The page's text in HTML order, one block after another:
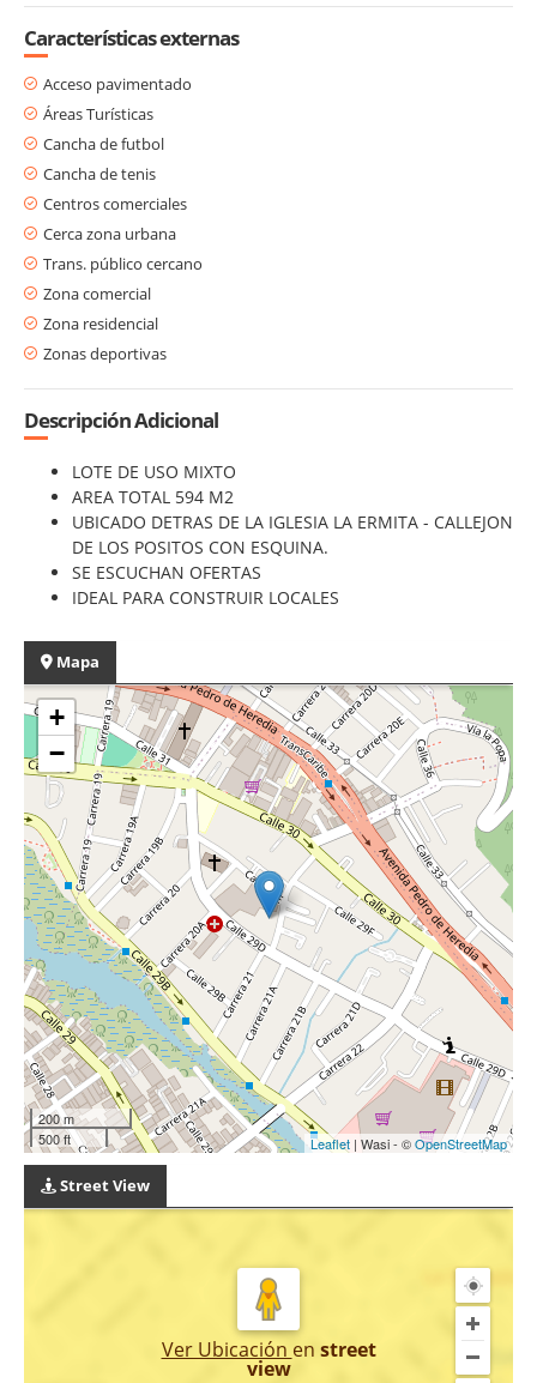
Características externas
Acceso pavimentado
Áreas Turísticas
Cancha de futbol
Cancha de tenis
Centros comerciales
Cerca zona urbana
Trans. público cercano
Zona comercial
Zona residencial
Zonas deportivas
Descripción Adicional
LOTE DE USO MIXTO
AREA TOTAL 594 M2
UBICADO DETRAS DE LA IGLESIA LA ERMITA - CALLEJON
DE LOS POSITOS CON ESQUINA.
SE ESCUCHAN OFERTAS
IDEAL PARA CONSTRUIR LOCALES
Mapa
+
−
200 m
500 ft
Leaflet | Wasi - ©OpenStreetMap
Street View
Ver Ubicación en street
view